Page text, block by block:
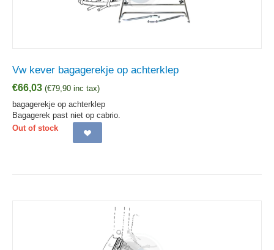
Vw kever bagagerekje op achterklep
€66,03 (€79,90 inc tax)
bagagerekje op achterklep
Bagagerek past niet op cabrio.
Out of stock